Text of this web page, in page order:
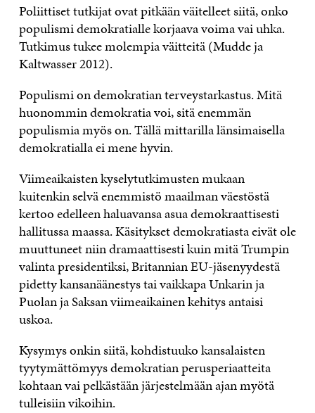
Poliittiset tutkijat ovat pitkään väitelleet siitä, onko
populismi demokratialle korjaava voima vai uhka.
Tutkimus tukee molempia väitteitä (Mudde ja
Kaltwasser 2012).
Populismi on demokratian terveystarkastus. Mitä
huonommin demokratia voi, sitä enemmän
populismia myös on. Tällä mittarilla länsimaisella
demokratialla ei mene hyvin.
Viimeaikaisten kyselytutkimusten mukaan
kuitenkin selvä enemmistö maailman väestöstä
kertoo edelleen haluavansa asua demokraattisesti
hallitussa maassa. Käsitykset demokratiasta eivät ole
muuttuneet niin dramaattisesti kuin mitä Trumpin
valinta presidentiksi, Britannian EU-jäsenyydestä
pidetty kansanäänestys tai vaikkapa Unkarin ja
Puolan ja Saksan viimeaikainen kehitys antaisi
uskoa.
Kysymys onkin siitä, kohdistuukokansalaisten
tyytymättömyys demokratian perusperiaatteita
kohtaan vai pelkästään järjestelmään ajan myötä
tulleisiin vikoihin.